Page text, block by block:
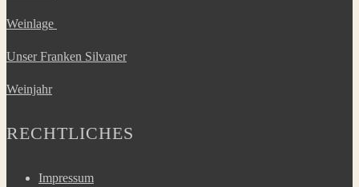
Weinlage
Unser Franken Silvaner
Weinjahr
RECHTLICHES
Impressum